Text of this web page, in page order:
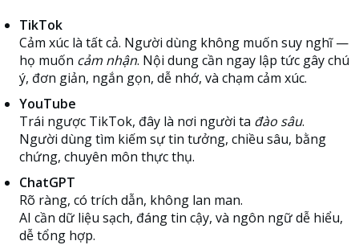
TikTok
Cảm xúc là tất cả. Người dùng không muốn suy nghĩ —
họ muốn cảm nhận. Nội dung cần ngay lập tức gây chú
ý, đơn giản, ngắn gọn, dễ nhớ, và chạm cảm xúc.
YouTube
Trái ngược TikTok, đây là nơi người ta đào sâu.
Người dùng tìm kiếm sự tin tưởng, chiều sâu, bằng
chứng, chuyên môn thực thụ.
ChatGPT
Rõ ràng, có trích dẫn, không lan man.
AI cần dữ liệu sạch, đáng tin cậy, và ngôn ngữ dễ hiểu,
dễ tổng hợp.